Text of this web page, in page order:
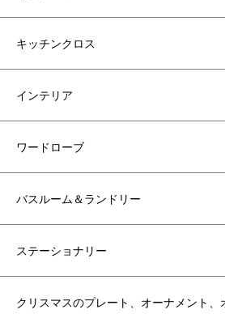
キッチンクロス
インテリア
ワードローブ
バスルーム＆ランドリー
ステーショナリー
クリスマスのプレート、オーナメント、